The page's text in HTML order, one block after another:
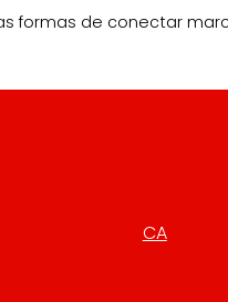
formas de conectar
CA